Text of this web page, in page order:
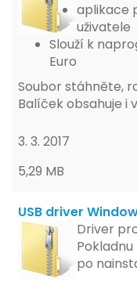
aplikace
uživatele
Slouží k
Euro
Soubor stáhněte,
Balíček obsahuje i
3. 3. 2017
5,29 MB
USB driver
Driver
po